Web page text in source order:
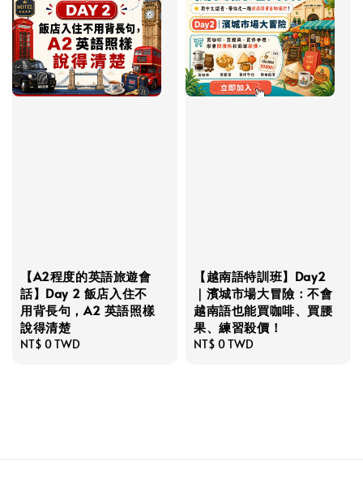
【A2程度的英語旅遊會
話】Day 2 飯店入住不
用背長句，A2 英語照樣
說得清楚
Regular
NT$ 0 TWD
【越南語特訓班】Day2
｜濱城市場大冒險：不會
越南語也能買咖啡、買腰
果、練習殺價！
Regular
NT$ 0 TWD